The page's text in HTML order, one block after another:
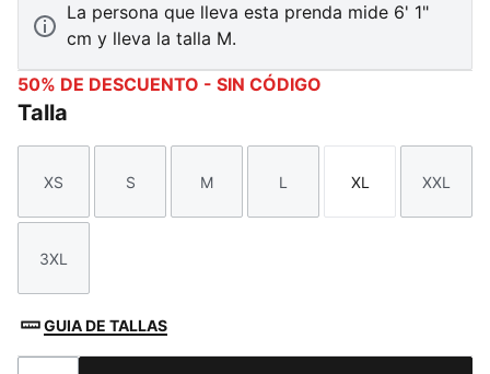
La persona que lleva esta prenda mide 6' 1"
cm y lleva la talla M.
50% DE DESCUENTO - SIN CÓDIGO
Talla
Talla
XS
Talla
S
Talla
M
Talla
L
Talla
XL
Talla
XXL
Talla
3XL
GUIA DE TALLAS